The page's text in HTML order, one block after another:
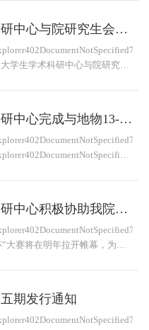
大学生学术科研中心与院研究生会联席共建会议圆满召开
学生学术科研中心与院研究生
大学生学术科研中心完成与地物13-1班共建协议
大学生学术科研中心积极协助我院开展挑战杯竞赛备赛工作
大赛将在明年拉开帷幕，为积
期发行通知